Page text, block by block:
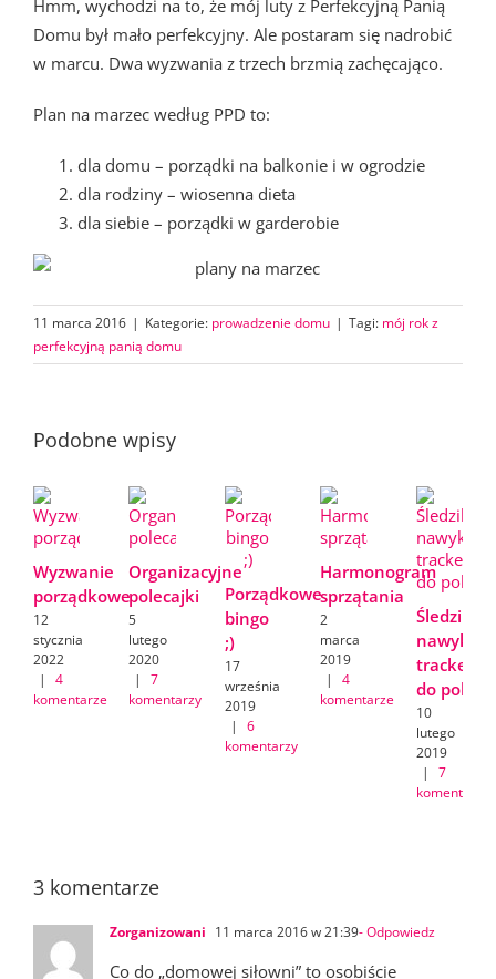
Hmm, wychodzi na to, że mój luty z Perfekcyjną Panią
Domu był mało perfekcyjny. Ale postaram się nadrobić
w marcu. Dwa wyzwania z trzech brzmią zachęcająco.
Plan na marzec według PPD to:
dla domu – porządki na balkonie i w ogrodzie
dla rodziny – wiosenna dieta
dla siebie – porządki w garderobie
11 marca 2016 | Kategorie: prowadzenie domu | Tagi: mój rok z
perfekcyjną panią domu
Podobne wpisy
Wyzwanie
porządkowe
12
stycznia
2022
|
4
komentarze
Organizacyjne
polecajki
5
lutego
2020
|
7
komentarzy
Porządkowe
bingo
;)
17
września
2019
|
6
komentarzy
Harmonogram
sprzątania
2
marca
2019
|
4
komentarze
Śledzik
tracker
do
10
lutego
2019
|
7
komentarzy
3 komentarze
Zorganizowani 11 marca 2016 w 21:39- Odpowiedz
Co do „domowej siłowni” to osobiście